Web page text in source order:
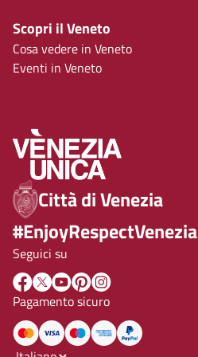
Scopri il Veneto
Cosa vedere in Veneto
Eventi in Veneto
Città di Venezia
#EnjoyRespectVenezia
Seguici su
Pagamento sicuro